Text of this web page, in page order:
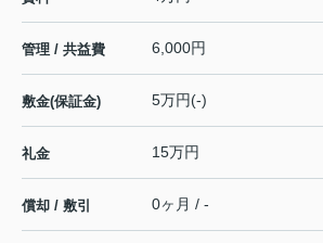
管理 / 共益費 6,000円
敷金(保証金) 5万円(-)
礼金 15万円
償却 / 敷引 0ヶ月 / -